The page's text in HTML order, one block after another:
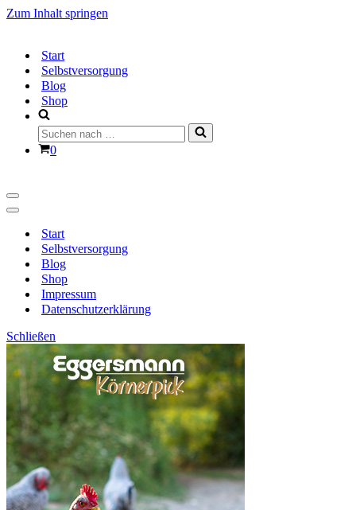
Zum Inhalt springen
Start
Selbstversorgung
Blog
Shop
Suchen
nach …
Warenkorb
0
Navigationsmenü
Navigationsmenü
Start
Selbstversorgung
Blog
Shop
Impressum
Datenschutzerklärung
Schließen